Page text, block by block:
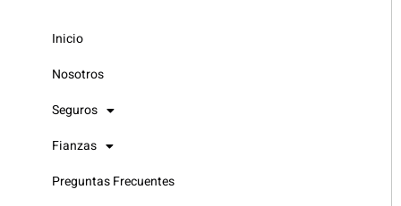
Inicio
Nosotros
Seguros
Fianzas
Preguntas Frecuentes